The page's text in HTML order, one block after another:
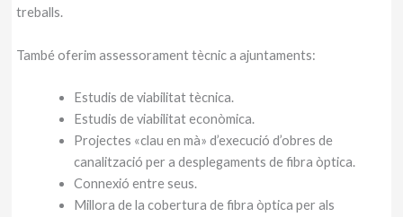
treballs.
També oferim assessorament tècnic a ajuntaments:
Estudis de viabilitat tècnica.
Estudis de viabilitat econòmica.
Projectes «clau en mà» d’execució d’obres de
canalització per a desplegaments de fibra òptica.
Connexió entre seus.
Millora de la cobertura de fibra òptica per als